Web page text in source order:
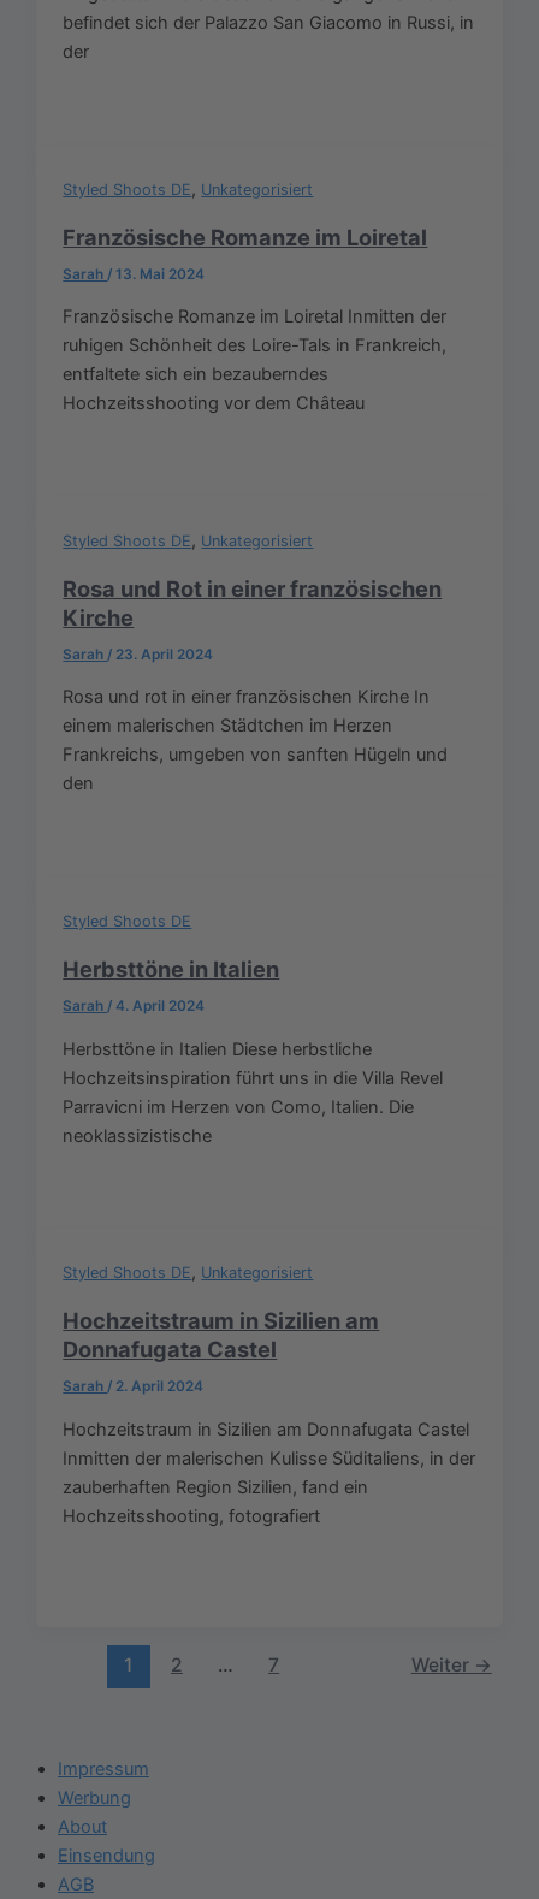
befindet sich der Palazzo San Giacomo in Russi, in
der
Styled Shoots DE , Unkategorisiert
Französische Romanze im Loiretal
Sarah /13. Mai 2024
Französische Romanze im Loiretal Inmitten der
ruhigen Schönheit des Loire-Tals in Frankreich,
entfaltete sich ein bezauberndes
Hochzeitsshooting vor dem Château
Styled Shoots DE, Unkategorisiert
Rosa und Rot in einer französischen
Kirche
Sarah/ 23. April 2024
Rosa und rot in einer französischen Kirche In
einem malerischen Städtchen im Herzen
Frankreichs, umgeben von sanften Hügeln und
den
Styled Shoots DE
Herbsttöne in Italien
Sarah/4. April 2024
Herbsttöne in Italien Diese herbstliche
Hochzeitsinspiration führt uns in die Villa Revel
Parravicni im Herzen von Como, Italien. Die
neoklassizistische
Styled Shoots DE, Unkategorisiert
Hochzeitstraum in Sizilien am
Donnafugata Castel
Sarah/ 2. April 2024
Hochzeitstraum in Sizilien am Donnafugata Castel
Inmitten der malerischen Kulisse Süditaliens, in der
zauberhaften Region Sizilien, fand ein
Hochzeitsshooting, fotografiert
1 2 … 7 Weiter →
Impressum
Werbung
About
Einsendung
AGB